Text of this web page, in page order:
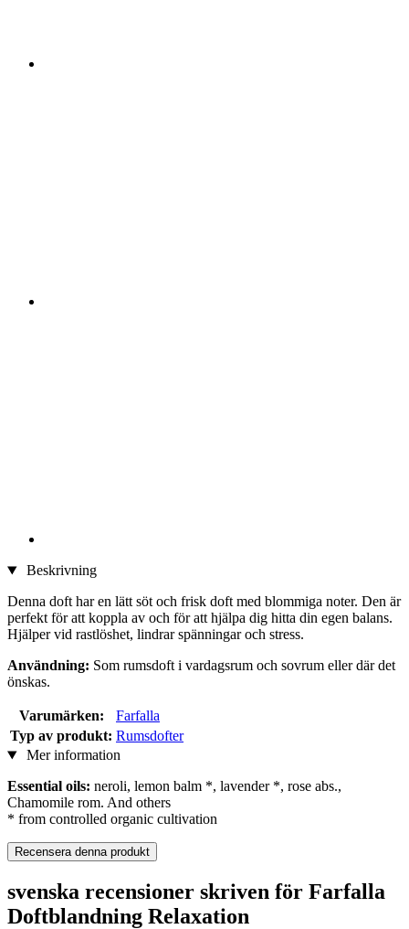
Beskrivning
Denna doft har en lätt söt och frisk doft med blommiga noter. Den är
perfekt för att koppla av och för att hjälpa dig hitta din egen balans.
Hjälper vid rastlöshet, lindrar spänningar och stress.
Användning: Som rumsdoft i vardagsrum och sovrum eller där det
önskas.
Varumärken:
Farfalla
Typ av produkt: Rumsdofter
Mer information
Essential oils: neroli, lemon balm *, lavender *, rose abs.,
Chamomile rom. And others
* from controlled organic cultivation
Recensera denna produkt
svenska recensioner skriven för Farfalla
Doftblandning Relaxation